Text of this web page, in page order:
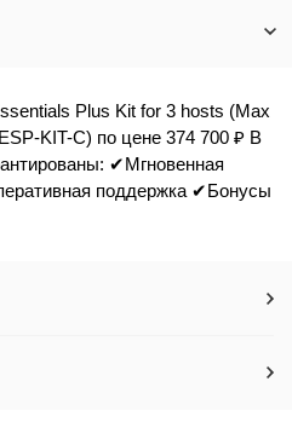
Plus Kit for 3 hosts (Max
KIT-C) по цене 374 700 ₽ В
✔Мгновенная
поддержка ✔Бонусы